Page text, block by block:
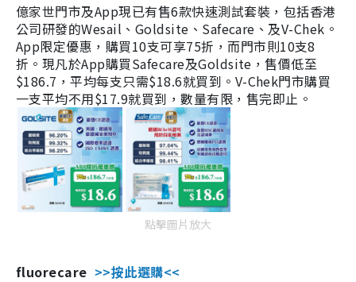
億家世門市及App現已有售6款快速測試套裝，包括香港
公司研發的Wesail、Goldsite、Safecare、及V-Chek。
App限定優惠，購買10支可享75折，而門市則10支8
折。現凡於App購買Safecare及Goldsite，售價低至
$186.7，平均每支只需$18.6就買到。V-Chek門市購買
一支平均不用$17.9就買到，數量有限，售完即止。
點擊圖片放大
fluorecare >>按此選購<<